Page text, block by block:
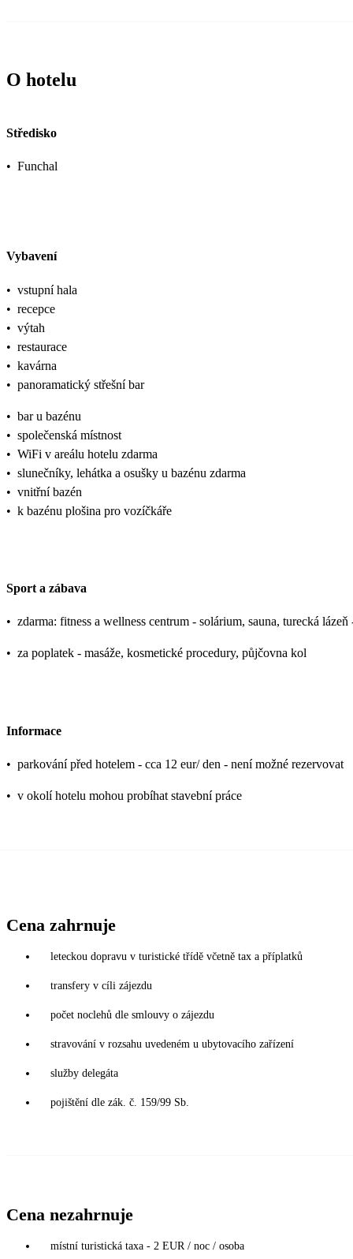
O hotelu
Středisko
• Funchal
Vybavení
• vstupní hala
• recepce
• výtah
• restaurace
• kavárna
• panoramatický střešní bar
• bar u bazénu
• společenská místnost
• WiFi v areálu hotelu zdarma
• slunečníky, lehátka a osušky u bazénu zdarma
• vnitřní bazén
• k bazénu plošina pro vozíčkáře
Sport a zábava
• zdarma: fitness a wellness centrum - solárium, sauna, turecká
• za poplatek - masáže, kosmetické procedury, půjčovna kol
Informace
• parkování před hotelem - cca 12 eur/ den - není možné rezervovat
• v okolí hotelu mohou probíhat stavební práce
Cena zahrnuje
leteckou dopravu v turistické třídě včetně tax a příplatků
transfery v cíli zájezdu
počet noclehů dle smlouvy o zájezdu
stravování v rozsahu uvedeném u ubytovacího zařízení
služby delegáta
pojištění dle zák. č. 159/99 Sb.
Cena nezahrnuje
místní turistická taxa - 2 EUR / noc / osoba